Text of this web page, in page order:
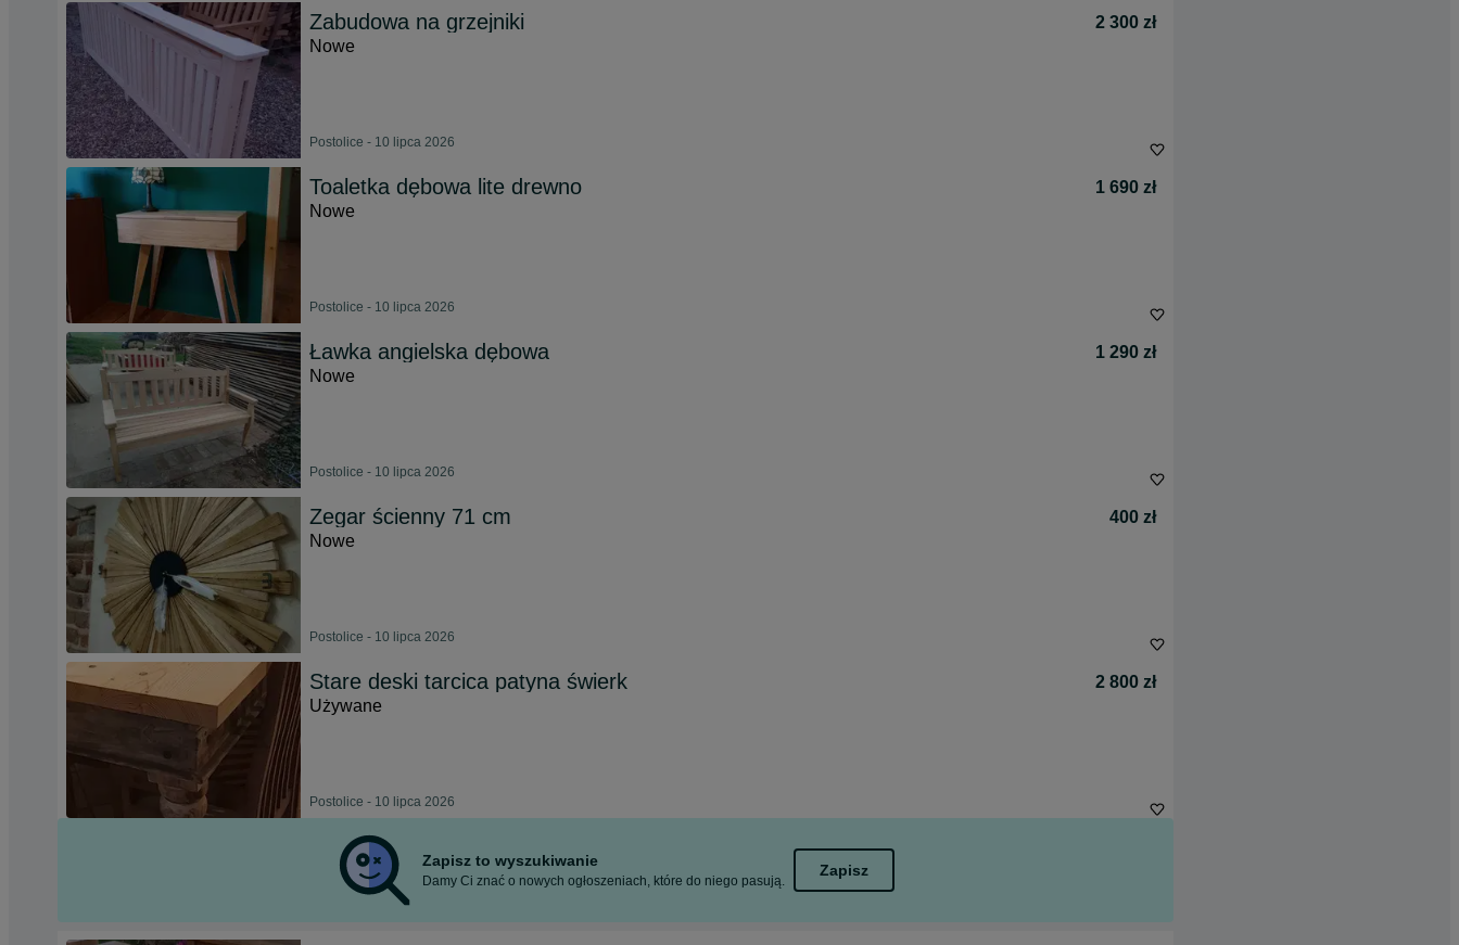
Zabudowa na grzejniki
2 300 zł
Nowe
Postolice - 10 lipca 2026
Toaletka dębowa lite drewno
1 690 zł
Nowe
Postolice - 10 lipca 2026
Ławka angielska dębowa
1 290 zł
Nowe
Postolice - 10 lipca 2026
Zegar ścienny 71 cm
400 zł
Nowe
Postolice - 10 lipca 2026
Stare deski tarcica patyna świerk
2 800 zł
Używane
Postolice - 10 lipca 2026
Zapisz to wyszukiwanie
Damy Ci znać o nowych ogłoszeniach, które do niego pasują.
Zapisz